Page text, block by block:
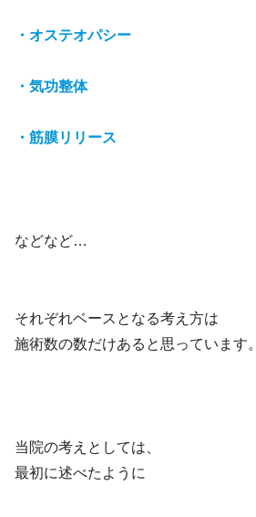
・オステオパシー
・気功整体
・筋膜リリース
などなど…
それぞれベースとなる考え方は
施術数の数だけあると思っています。
当院の考えとしては、
最初に述べたように